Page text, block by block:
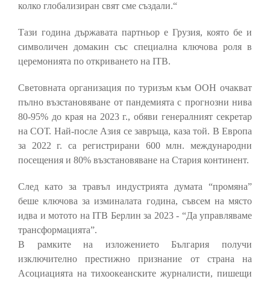
колко глобализиран свят сме създали.“
Тази година държавата партньор е Грузия, която бе и
символичен домакин със специална ключова роля в
церемонията по откриването на ITB.
Световната организация по туризъм към ООН очакват
пълно възстановяване от пандемията с прогнозни нива
80-95% до края на 2023 г., обяви генералният секретар
на СОТ. Най-после Азия се завръща, каза той. В Европа
за 2022 г. са регистрирани 600 млн. международни
посещения и 80% възстановяване на Стария континент.
След като за травъл индустрията думата “промяна”
беше ключова за изминалата година, съвсем на място
идва и мотото на ITB Берлин за 2023 - “Да управляваме
трансформацията”.
В рамките на изложението България получи
изключително престижно признание от страна на
Асоциацията на тихоокеанските журналисти, пишещи